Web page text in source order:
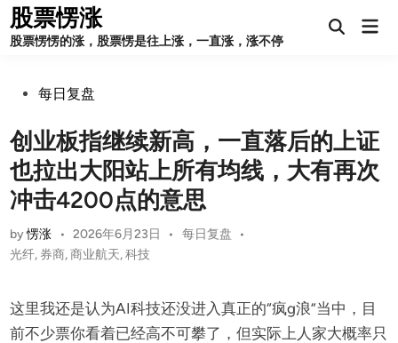
Skip
to
content
股票愣涨
股票愣愣的涨，股票愣是往上涨，一直涨，涨不停
Open
Posted每日复盘
创业板指继续新高，一直落后的上证
也拉出大阳站上所有均线，大有再次
冲击4200点的意思
by愣涨 • 2026年6月23日 •
Posted
每日复盘
•
光纤, 券商,商业航天,科技
这里我还是认为AI科技还没进入真正的“疯g浪”当中，目
前不少票你看着已经高不可攀了，但实际上人家大概率只